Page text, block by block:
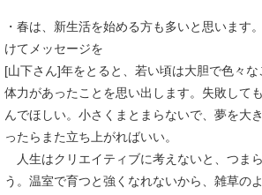
・春は、新生活を始める方も多いと思います
けてメッセージを
[山下さん]年をとると、若い頃は大胆で色々
体力があったことを思い出します。失敗して
んでほしい。小さくまとまらないで、夢を大
ったらまた立ち上がればいい。
人生はクリエイティブに考えないと、つま
う。温室で育つと強くなれないから、雑草の